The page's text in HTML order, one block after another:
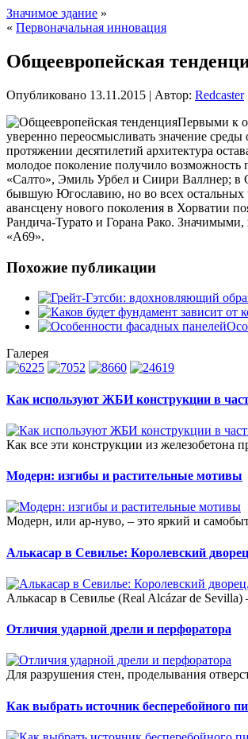
Значимое здание »
« Первоначальная инновация
Общеевропейская
Опубликовано 13.11.2015 | Автор: Redcaster
Первыми к
уверенно переосмысливать значение
протяжении десятилетий архитектура
молодое поколение получило возможность
«Салто», Эмиль Урбел и Сиири Валлнер; в
бывшую Югославию, но во всех остальных
авансцену нового поколения в Хорватии
Рандича-Турато и Горана Рако.
«А69».
Похожие публикации
Галерея
Как используют ЖБИ конструкции в
Как все эти конструкции из железобетона
Модерн: изгибы и растительные мотивы
Модерн, или ар-нуво, – это яркий и
Алькасар в Севилье: Королевский
Алькасар в Севилье (Real Alcázar de
Отличия ударной дрели и перфоратора
Для разрушения стен, проделывания
Как выбрать источник бесперебойного